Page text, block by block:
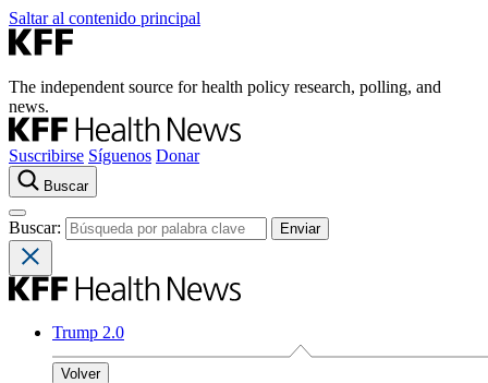
Saltar al contenido principal
The independent source for health policy research, polling, and
news.
Suscribirse Síguenos Donar
Buscar
Buscar:
Trump 2.0
Volver